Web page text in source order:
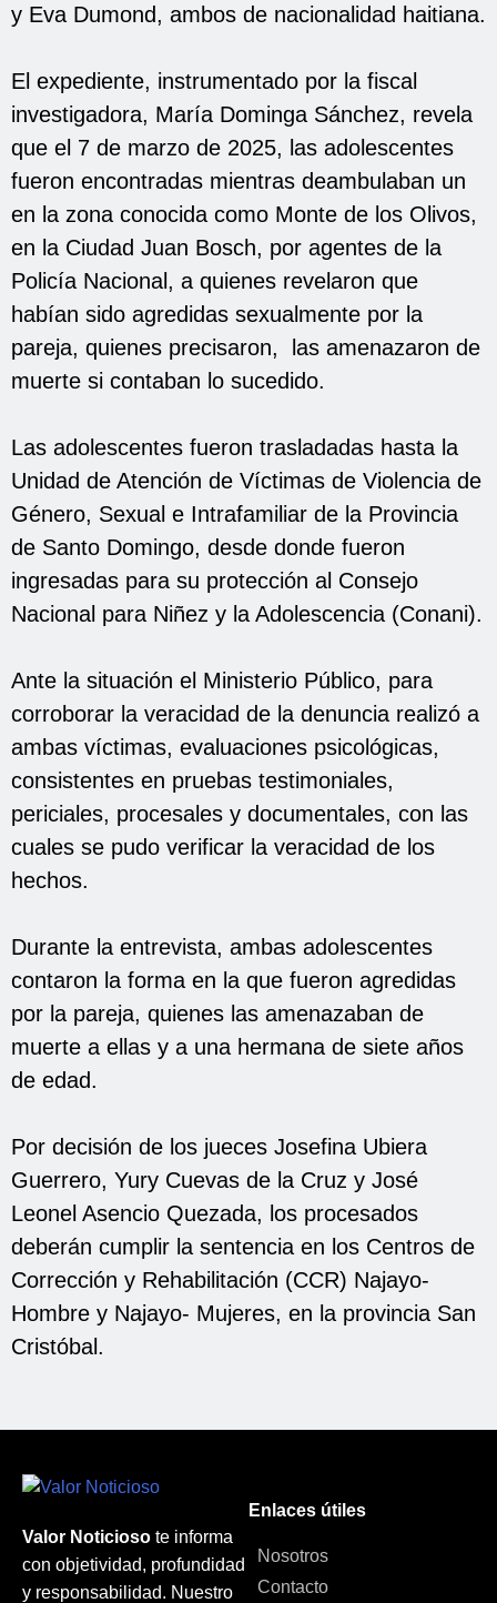
y Eva Dumond, ambos de nacionalidad haitiana.
El expediente, instrumentado por la fiscal
investigadora, María Dominga Sánchez, revela
que el 7 de marzo de 2025, las adolescentes
fueron encontradas mientras deambulaban un
en la zona conocida como Monte de los Olivos,
en la Ciudad Juan Bosch, por agentes de la
Policía Nacional, a quienes revelaron que
habían sido agredidas sexualmente por la
pareja, quienes precisaron, las amenazaron de
muerte si contaban lo sucedido.
Las adolescentes fueron trasladadas hasta la
Unidad de Atención de Víctimas de Violencia de
Género, Sexual e Intrafamiliar de la Provincia
de Santo Domingo, desde donde fueron
ingresadas para su protección al Consejo
Nacional para Niñez y la Adolescencia (Conani).
Ante la situación el Ministerio Público, para
corroborar la veracidad de la denuncia realizó a
ambas víctimas, evaluaciones psicológicas,
consistentes en pruebas testimoniales,
periciales, procesales y documentales, con las
cuales se pudo verificar la veracidad de los
hechos.
Durante la entrevista, ambas adolescentes
contaron la forma en la que fueron agredidas
por la pareja, quienes las amenazaban de
muerte a ellas y a una hermana de siete años
de edad.
Por decisión de los jueces Josefina Ubiera
Guerrero, Yury Cuevas de la Cruz y José
Leonel Asencio Quezada, los procesados
deberán cumplir la sentencia en los Centros de
Corrección y Rehabilitación (CCR) Najayo-
Hombre y Najayo- Mujeres, en la provincia San
Cristóbal.
Valor Noticioso te informa
con objetividad, profundidad
y responsabilidad. Nuestro
Enlaces útiles
Nosotros
Contacto